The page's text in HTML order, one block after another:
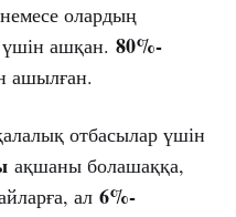
олардың
ашқан. 80%-
ашылған.
отбасылар үшін
ақшаны болашаққа,
ал 6%-